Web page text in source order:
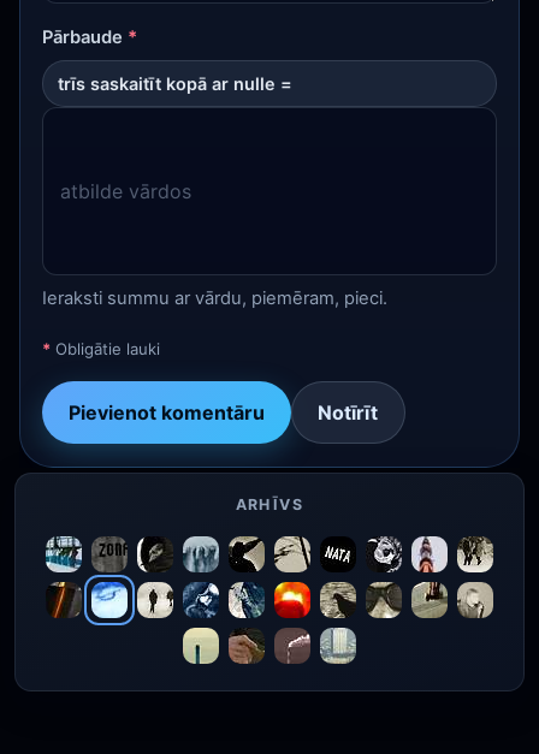
Pārbaude *
trīs saskaitīt kopā ar nulle =
Ieraksti summu ar vārdu, piemēram, pieci.
* Obligātie lauki
Pievienot komentāru Notīrīt
ARHĪVS